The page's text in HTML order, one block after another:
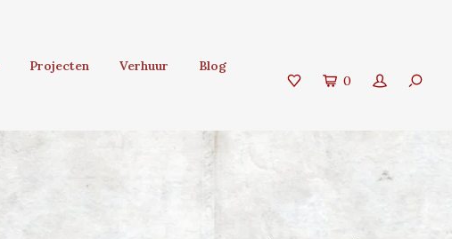
Projecten Verhuur
Blog
0